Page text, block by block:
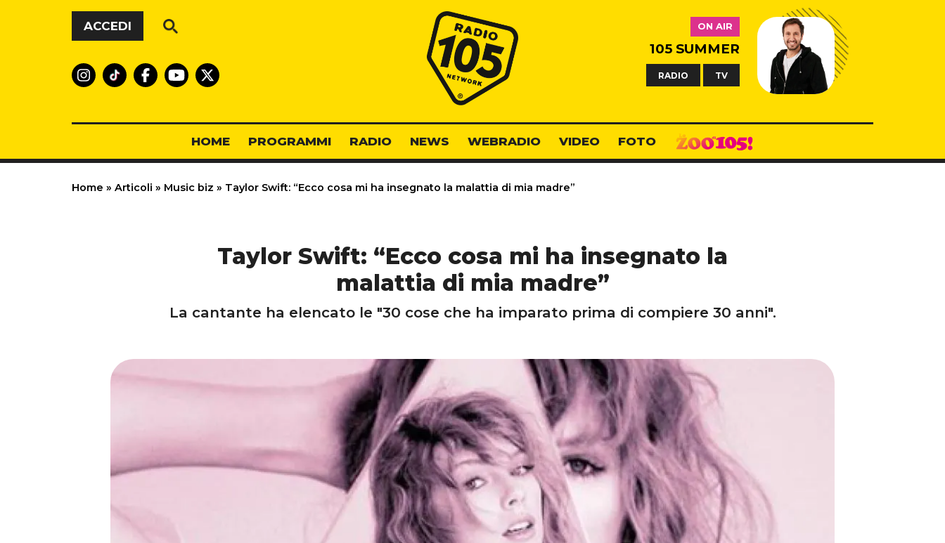
Vai al contenuto
ACCEDI
Radio 105
ON AIR
105 SUMMER
RADIO TV
HOME PROGRAMMI RADIO NEWS WEBRADIO VIDEO FOTO
Home » Articoli » Music biz » Taylor Swift: “Ecco cosa mi ha insegnato la malattia di mia madre”
Taylor Swift: “Ecco cosa mi ha insegnato la
malattia di mia madre”
La cantante ha elencato le "30 cose che ha imparato prima di compiere 30 anni".